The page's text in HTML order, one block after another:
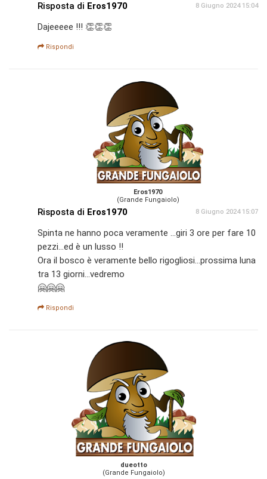
Risposta di Eros1970 8 Giugno 2024 15:04
Dajeeeee !!! 👏👏👏
Rispondi
Eros1970
(Grande Fungaiolo)
Risposta di Eros1970 8 Giugno 2024 15:07
Spinta ne hanno poca veramente ...giri 3 ore per fare 10
pezzi...ed è un lusso !!
Ora il bosco è veramente bello rigogliosi...prossima luna
tra 13 giorni...vedremo
🤗🤗🤗
Rispondi
dueotto
(Grande Fungaiolo)